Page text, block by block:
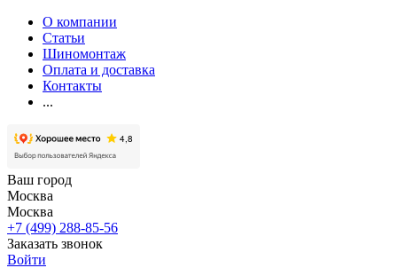
О компании
Статьи
Шиномонтаж
Оплата и доставка
Контакты
...
Ваш город
Москва
Москва
+7 (499) 288-85-56
Заказать звонок
Войти